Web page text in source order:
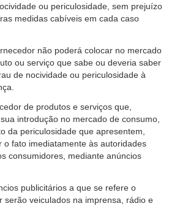
ou periculosidade, sem prejuízo
medidas cabíveis em cada caso
não poderá colocar no mercado
ou serviço que sabe ou deveria saber
de nocividade ou periculosidade à
de produtos e serviços que,
introdução no mercado de consumo,
da periculosidade que apresentem,
o fato imediatamente às autoridades
consumidores, mediante anúncios
publicitários a que se refere o
serão veiculados na imprensa, rádio e